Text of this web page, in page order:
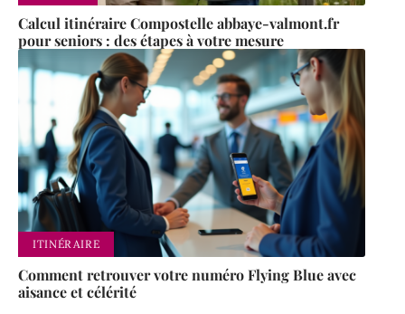
Calcul itinéraire Compostelle abbaye-valmont.fr
pour seniors : des étapes à votre mesure
ITINÉRAIRE
Comment retrouver votre numéro Flying Blue avec
aisance et célérité